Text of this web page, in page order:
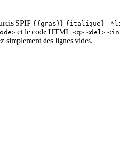
SPIP {{gras}} {italique} -
et le code HTML <q> <del>
simplement des lignes vides.